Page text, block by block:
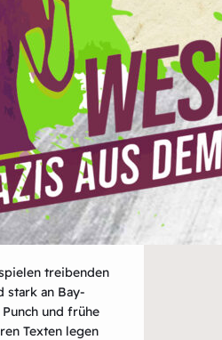
treibenden
stark an Bay-
und frühe
Texten legen